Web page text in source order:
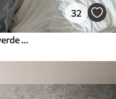
32
Hojas tropicales grandes de color verde pálido con tonos suaves y pasteles, obra de arte con textura